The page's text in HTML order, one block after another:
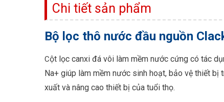
Chi tiết sản phẩm
Bộ lọc thô nước đầu nguồn
Cột lọc canxi đá vôi làm mềm nước cứng có tác
Na+ giúp làm mềm nước sinh hoạt, bảo vệ thiết
xuất và nâng cao thiết bị của tuổi thọ.